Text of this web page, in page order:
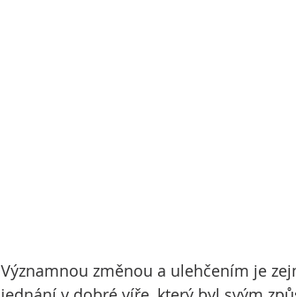
Významnou změnou a ulehčením je